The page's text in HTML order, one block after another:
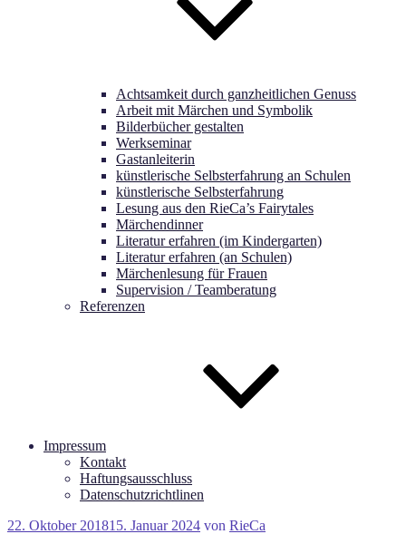
Achtsamkeit durch ganzheitlichen Genuss
Arbeit mit Märchen und Symbolik
Bilderbücher gestalten
Werkseminar
Gastanleiterin
künstlerische Selbsterfahrung an Schulen
künstlerische Selbsterfahrung
Lesung aus den RieCa’s Fairytales
Märchendinner
Literatur erfahren (im Kindergarten)
Literatur erfahren (an Schulen)
Märchenlesung für Frauen
Supervision / Teamberatung
Referenzen
Impressum
Kontakt
Haftungsausschluss
Datenschutzrichtlinen
Veröffentlicht
22. Oktober 201815. Januar 2024 von RieCa